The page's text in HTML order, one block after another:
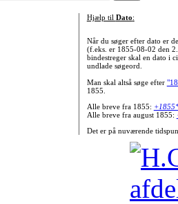
Hjælp til Dato:
Når du søger efter dato er
(f.eks. er 1855-08-02 den
bindestreger skal en dato i
undlade søgeord.
Man skal altså søge efter
1855.
Alle breve fra 1855:
Alle breve fra august 1855:
Det er på nuværende